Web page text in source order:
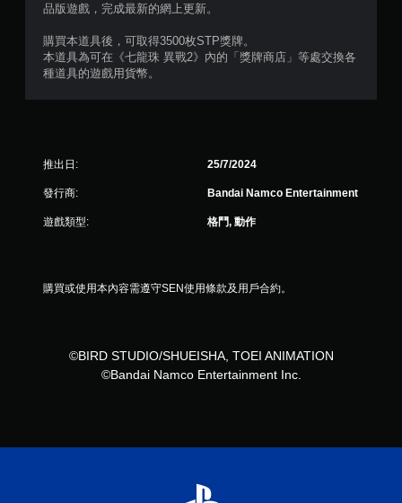
品版遊戲，完成最新的網上更新。
購買本道具後，可取得3500枚STP獎牌。
本道具為可在《七龍珠 異戰2》內的「獎牌商店」等處交換各
種道具的遊戲用貨幣。
推出日: 25/7/2024
發行商: Bandai Namco Entertainment
遊戲類型: 格鬥, 動作
購買或使用本內容需遵守SEN使用條款及用戶合約。
©BIRD STUDIO/SHUEISHA, TOEI ANIMATION
©Bandai Namco Entertainment Inc.